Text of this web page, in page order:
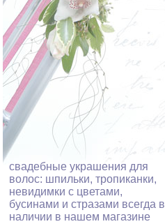
свадебные украшения для
волос: шпильки, тропиканки,
невидимки с цветами,
бусинами и стразами всегда в
наличии в нашем магазине